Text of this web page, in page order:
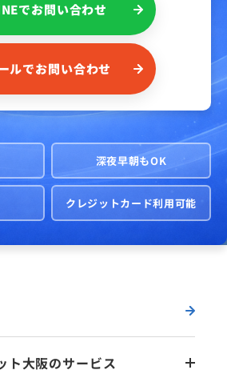
でお問い合わせ
ルでお問い合わせ
深夜早朝もOK
クレジットカード利用可能
ト大阪のサービス